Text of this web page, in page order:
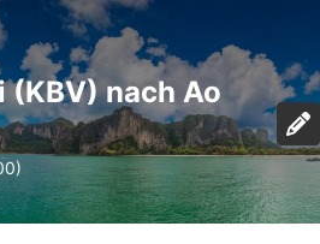
(KBV) nach Ao